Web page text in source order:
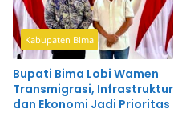
Kabupaten Bima
Bupati Bima Lobi Wamen
Transmigrasi, Infrastruktur
dan Ekonomi Jadi Prioritas